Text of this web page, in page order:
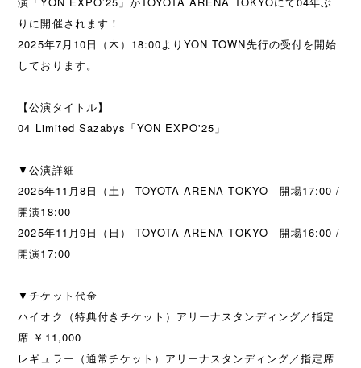
りに開催されます！
2025年7月10日（木）18:00よりYON TOWN先行の受付を開始
しております。
【公演タイトル】
04 Limited Sazabys「YON EXPO'25」
▼公演詳細
2025年11月8日（土） TOYOTA ARENA TOKYO 開場17:00 /
開演18:00
2025年11月9日（日） TOYOTA ARENA TOKYO 開場16:00 /
開演17:00
▼チケット代金
ハイオク（特典付きチケット）アリーナスタンディング／指定
席 ￥11,000
レギュラー（通常チケット）アリーナスタンディング／指定席